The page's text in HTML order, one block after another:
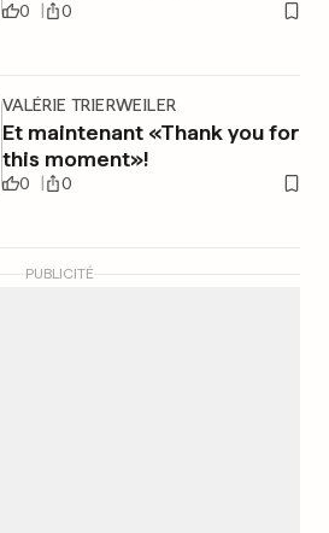
0 0
VALÉRIE TRIERWEILER
Et maintenant «Thank you for
this moment»!
0 0
PUBLICITÉ